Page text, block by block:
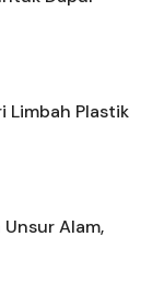
Limbah Plastik
Alam,